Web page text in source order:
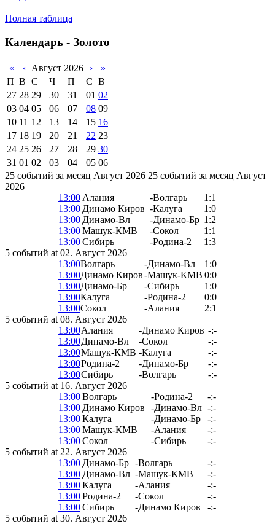
Полная таблица
Календарь - Золото
« ‹ Август 2026 ›
»
П В С Ч П С В
27 28 29 30 31 01 02
03 04 05 06 07 08 09
10 11 12 13 14 15 16
17 18 19 20 21 22 23
24 25 26 27 28 29 30
31 01 02 03 04 05 06
25 событий за месяц Август 2026 25 событий за месяц Август
2026
13:00 Алания -Волгарь
1:1
13:00 Динамо Киров -Калуга
1:0
13:00 Динамо-Вл -Динамо-Бр 1:2
13:00 Машук-КМВ -Сокол
1:1
13:00 Сибирь -Родина-2
1:3
5 событий at 02. Август 2026
13:00Волгарь -Динамо-Вл
1:0
13:00Динамо Киров-Машук-КМВ 0:0
13:00Динамо-Бр -Сибирь
1:0
13:00Калуга -Родина-2
0:0
13:00Сокол -Алания
2:1
5 событий at 08. Август 2026
13:00Алания -Динамо Киров -:-
13:00Динамо-Вл -Сокол
-:-
13:00Машук-КМВ -Калуга
-:-
13:00Родина-2 -Динамо-Бр
-:-
13:00Сибирь -Волгарь
-:-
5 событий at 16. Август 2026
13:00 Волгарь -Родина-2
-:-
13:00 Динамо Киров -Динамо-Вл -:-
13:00 Калуга -Динамо-Бр
-:-
13:00 Машук-КМВ -Алания
-:-
13:00 Сокол -Сибирь
-:-
5 событий at 22. Август 2026
13:00 Динамо-Бр -Волгарь
-:-
13:00 Динамо-Вл -Машук-КМВ
-:-
13:00 Калуга -Алания
-:-
13:00 Родина-2 -Сокол
-:-
13:00 Сибирь -Динамо Киров
-:-
5 событий at 30. Август 2026